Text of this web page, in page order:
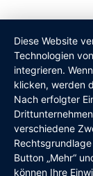
Diese Website
Technologien
integrieren.
klicken, werden
Nach erfolgter
verschiedene
Button „Mehr“
können Ihre